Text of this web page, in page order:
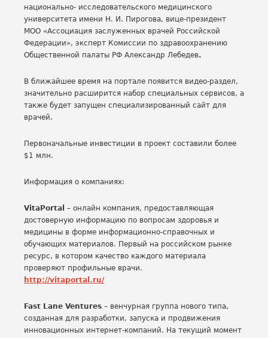
национально- исследовательского медицинского
университета имени Н. И. Пирогова, вице-президент
МОО «Ассоциация заслуженных врачей Российской
Федерации», эксперт Комиссии по здравоохранению
Общественной палаты РФ Александр Лебедев.
В ближайшее время на портале появится видео-раздел,
значительно расширится набор специальных сервисов, а
также будет запущен специализированный сайт для
врачей.
Первоначальные инвестиции в проект составили более
$1 млн.
Информация о компаниях:
VitaPortal – онлайн компания, предоставляющая
достоверную информацию по вопросам здоровья и
медицины в форме информационно-справочных и
обучающих материалов. Первый на российском рынке
ресурс, в котором качество каждого материала
проверяют профильные врачи.
http://vitaportal.ru/
Fast Lane Ventures – венчурная группа нового типа,
созданная для разработки, запуска и продвижения
инновационных интернет-компаний. На текущий момент